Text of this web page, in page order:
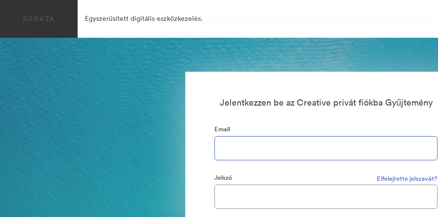
Egyszerűsített digitális eszközkezelés.
Jelentkezzen be az Creative privát fiókba Gyűjtemény
Email
Jelszó Elfelejtette jelszavát?